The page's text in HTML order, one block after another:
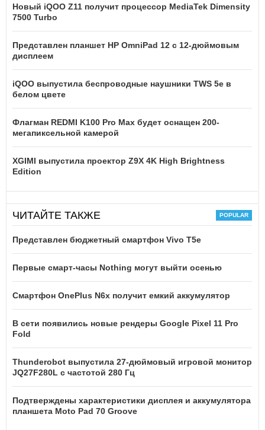
Новый iQOO Z11 получит процессор MediaTek Dimensity
7500 Turbo
Представлен планшет HP OmniPad 12 с 12-дюймовым
дисплеем
iQOO выпустила беспроводные наушники TWS 5e в
белом цвете
Флагман REDMI K100 Pro Max будет оснащен 200-
мегапиксельной камерой
XGIMI выпустила проектор Z9X 4K High Brightness
Edition
ЧИТАЙТЕ ТАКЖЕ
Представлен бюджетный смартфон Vivo T5e
Первые смарт-часы Nothing могут выйти осенью
Смартфон OnePlus N6x получит емкий аккумулятор
В сети появились новые рендеры Google Pixel 11 Pro
Fold
Thunderobot выпустила 27-дюймовый игровой монитор
JQ27F280L с частотой 280 Гц
Подтверждены характеристики дисплея и аккумулятора
планшета Moto Pad 70 Groove